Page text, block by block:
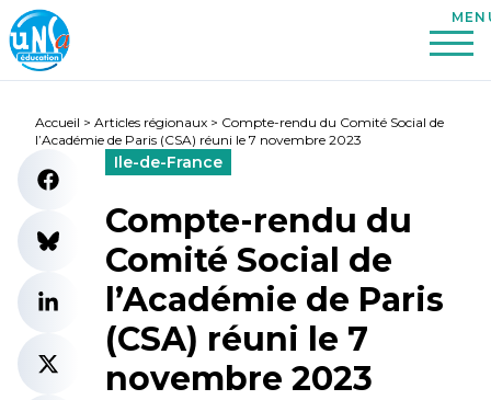
Accueil > Articles régionaux > Compte-rendu du Comité Social de
l’Académie de Paris (CSA) réuni le 7 novembre 2023
Ile-de-France
Compte-rendu du
Comité Social de
l’Académie de Paris
(CSA) réuni le 7
novembre 2023